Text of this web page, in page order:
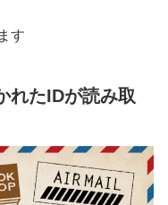
す
れたIDが読み取